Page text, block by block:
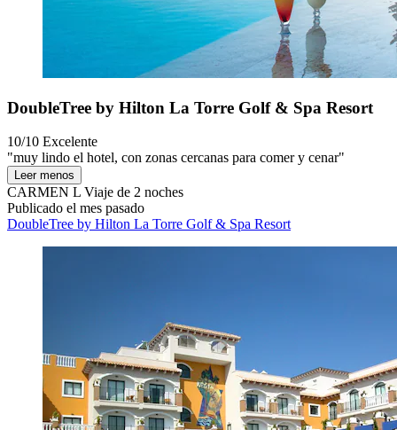
DoubleTree by Hilton La Torre Golf & Spa Resort
10/10 Excelente
"muy lindo el hotel, con zonas cercanas para comer y cenar"
Leer menos
CARMEN L Viaje de 2 noches
Publicado el mes pasado
DoubleTree by Hilton La Torre Golf & Spa Resort